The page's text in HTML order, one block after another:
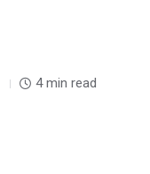
4 min read